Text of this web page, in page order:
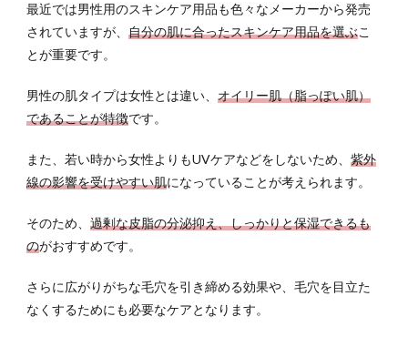
にあ
る
眉の
お手
入れ
3.2
鼻毛
のお
れ
ひげ
手入
最近では男性用のスキンケア用品も色々なメーカーから発売
されていますが、 自分の肌に合ったスキンケア用品を選ぶこ
とが重要です。
男性の肌タイプは女性とは違い、 オイリー肌（脂っぽい肌）
であることが特徴です。
また、若い時から女性よりもUVケアなどをしないため、 紫外
線の影響を受けやすい肌になっていることが考えられます。
そのため、 過剰な皮脂の分泌抑え、しっかりと保湿できるも
のがおすすめです。
さらに広がりがちな毛穴を引き締める効果や、毛穴を目立た
なくするためにも必要なケアとなります。